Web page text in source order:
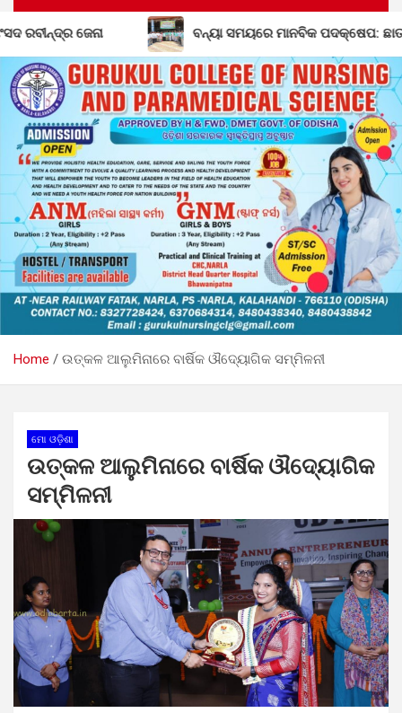
ମାନବିକ ପଦକ୍ଷେପ: ଛାତ୍ର ବିଜେଡିର ରକ୍ତଦାନ ଶିବିରରେ ସଂଗୃହୀତ
Home ଉତ୍କଳ ଆଲୁମିନାରେ ବାର୍ଷିକ ଔଦ୍ୟୋଗିକ ସମ୍ମିଳନୀ
ମୋ ଓଡ଼ିଶା
ଉତ୍କଳ ଆଲୁମିନାରେ ବାର୍ଷିକ ଔଦ୍ୟୋଗିକ
ସମ୍ମିଳନୀ